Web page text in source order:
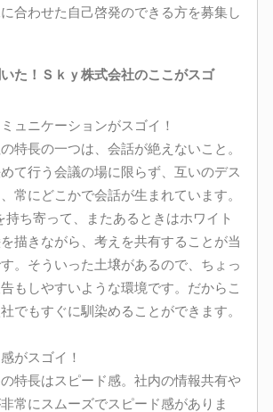
合わせた自己啓発のできる方を募集し
いた！Ｓｋｙ株式会社のここがスゴ
ュニケーションがスゴイ！
特長の一つは、会話が絶えないこと。
て行う会議の場に限らず、互いのデス
常にどこかで会話が生まれています。
持ち寄って、またあるときはホワイト
描きながら、考えを共有することが当
。そういった土壌があるので、ちょっ
もしやすいような環境です。だからこ
でもすぐに馴染めることができます。
がスゴイ！
特長はスピード感。社内の情報共有や
常にスムーズでスピード感がありま